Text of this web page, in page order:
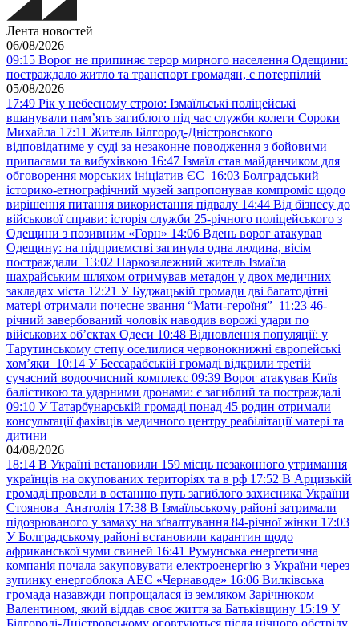
Лента новостей
06/08/2026
09:15 Ворог не припиняє терор мирного населення Одещини:
постраждало житло та транспорт громадян, є потерпілий
05/08/2026
17:49 Рік у небесному строю: Ізмаїльські поліцейські
вшанували пам’ять загиблого під час служби колеги Сороки
Михайла 17:11 Житель Білгород-Дністровського
відповідатиме у суді за незаконне поводження з бойовими
припасами та вибухівкою 16:47 Ізмаїл став майданчиком для
обговорення морських ініціатив ЄС 16:03 Болградський
історико-етнографічний музей запропонував компроміс щодо
вирішення питання використання підвалу 14:44 Від бізнесу до
військової справи: історія служби 25-річного поліцейського з
Одещини з позивним «Горн» 14:06 Вдень ворог атакував
Одещину: на підприємстві загинула одна людина, вісім
постраждали 13:02 Наркозалежний житель Ізмаїла
шахрайським шляхом отримував метадон у двох медичних
закладах міста 12:21 У Буджацькій громади дві багатодітні
матері отримали почесне звання “Мати-героїня” 11:23 46-
річний завербований чоловік наводив ворожі удари по
військових обʼєктах Одеси 10:48 Відновлення популяції: у
Тарутинському степу оселилися червонокнижні європейські
хом’яки 10:14 У Бессарабській громаді відкрили третій
сучасний водоочисний комплекс 09:39 Ворог атакував Київ
балістикою та ударними дронами: є загиблий та постраждалі
09:10 У Татарбунарській громаді понад 45 родин отримали
консультації фахівців медичного центру реабілітації матері та
дитини
04/08/2026
18:14 В Україні встановили 159 місць незаконного утримання
українців на окупованих територіях та в рф 17:52 В Арцизькій
громаді провели в останню путь загиблого захисника України
Стоянова Анатолія 17:38 В Ізмаїльському районі затримали
підозрюваного у замаху на зґвалтування 84-річної жінки 17:03
У Болградському районі встановили карантин щодо
африканської чуми свиней 16:41 Румунська енергетична
компанія почала закуповувати електроенергію з України через
зупинку енергоблока АЕС «Чернаводе» 16:06 Вилківська
громада назавжди попрощалася із земляком Зарічнюком
Валентином, який віддав своє життя за Батьківщину 15:19 У
Білгороді-Дністровському оговтуються після нічного обстрілу